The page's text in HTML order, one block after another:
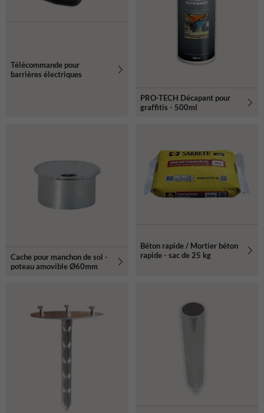
Télécommande pour
barrières électriques
PRO-TECH Décapant pour
graffitis - 500ml
Cache pour manchon de sol -
poteau amovible Ø60mm
Béton rapide / Mortier béton
rapide - sac de 25 kg